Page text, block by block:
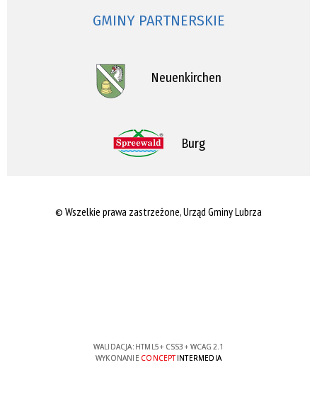
GMINY PARTNERSKIE
Neuenkirchen
Burg
© Wszelkie prawa zastrzeżone, Urząd Gminy Lubrza
WALIDACJA: HTML5+ CSS3 + WCAG 2.1
WYKONANIE CONCEPTINTERMEDIA